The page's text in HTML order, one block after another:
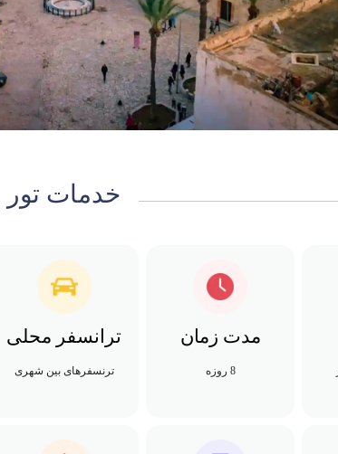
خدمات تور
مدت زمان
8 روزه
ترانسفر محلی
ترنسفرهای بین شهری